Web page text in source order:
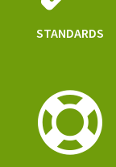
STANDARDS